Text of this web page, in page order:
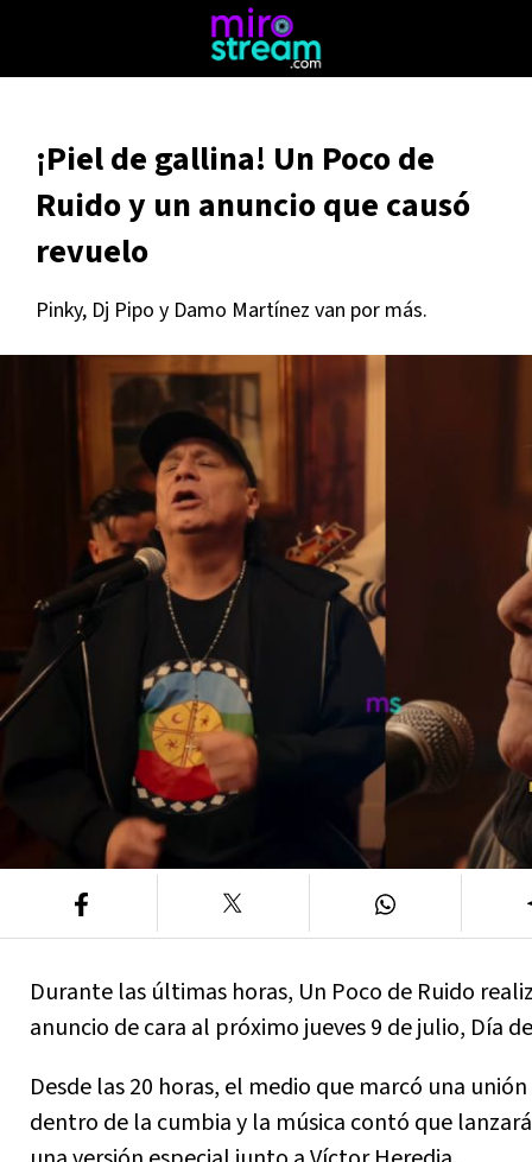
¡Piel de gallina! Un Poco de
Ruido y un anuncio que causó
revuelo
Pinky, Dj Pipo y Damo Martínez van por más.
Durante las últimas horas, Un Poco de Ruido
anuncio de cara al próximo jueves 9 de julio, Día
Desde las 20 horas, el medio que marcó una
dentro de la cumbia y la música contó que